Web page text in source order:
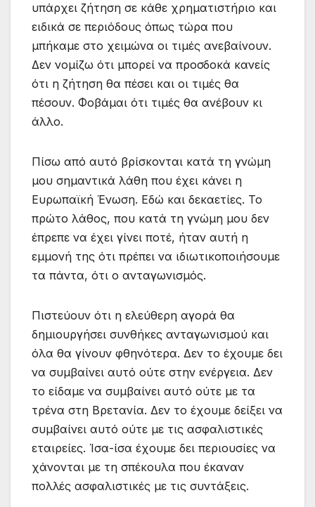
υπάρχει ζήτηση σε κάθε χρηματιστήριο και
ειδικά σε περιόδους όπως τώρα που
μπήκαμε στο χειμώνα οι τιμές ανεβαίνουν.
Δεν νομίζω ότι μπορεί να προσδοκά κανείς
ότι η ζήτηση θα πέσει και οι τιμές θα
πέσουν. Φοβάμαι ότι τιμές θα ανέβουν κι
άλλο.
Πίσω από αυτό βρίσκονται κατά τη γνώμη
μου σημαντικά λάθη που έχει κάνει η
Ευρωπαϊκή Ένωση. Εδώ και δεκαετίες. Το
πρώτο λάθος, που κατά τη γνώμη μου δεν
έπρεπε να έχει γίνει ποτέ, ήταν αυτή η
εμμονή της ότι πρέπει να ιδιωτικοποιήσουμε
τα πάντα, ότι ο ανταγωνισμός.
Πιστεύουν ότι η ελεύθερη αγορά θα
δημιουργήσει συνθήκες ανταγωνισμού και
όλα θα γίνουν φθηνότερα. Δεν το έχουμε δει
να συμβαίνει αυτό ούτε στην ενέργεια. Δεν
το είδαμε να συμβαίνει αυτό ούτε με τα
τρένα στη Βρετανία. Δεν το έχουμε δείξει να
συμβαίνει αυτό ούτε με τις ασφαλιστικές
εταιρείες. Ίσα-ίσα έχουμε δει περιουσίες να
χάνονται με τη σπέκουλα που έκαναν
πολλές ασφαλιστικές με τις συντάξεις.